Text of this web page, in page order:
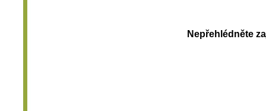
Nepřehlédněte